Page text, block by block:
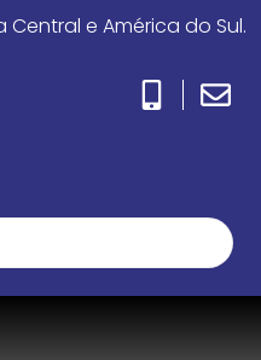
Central e América do Sul.